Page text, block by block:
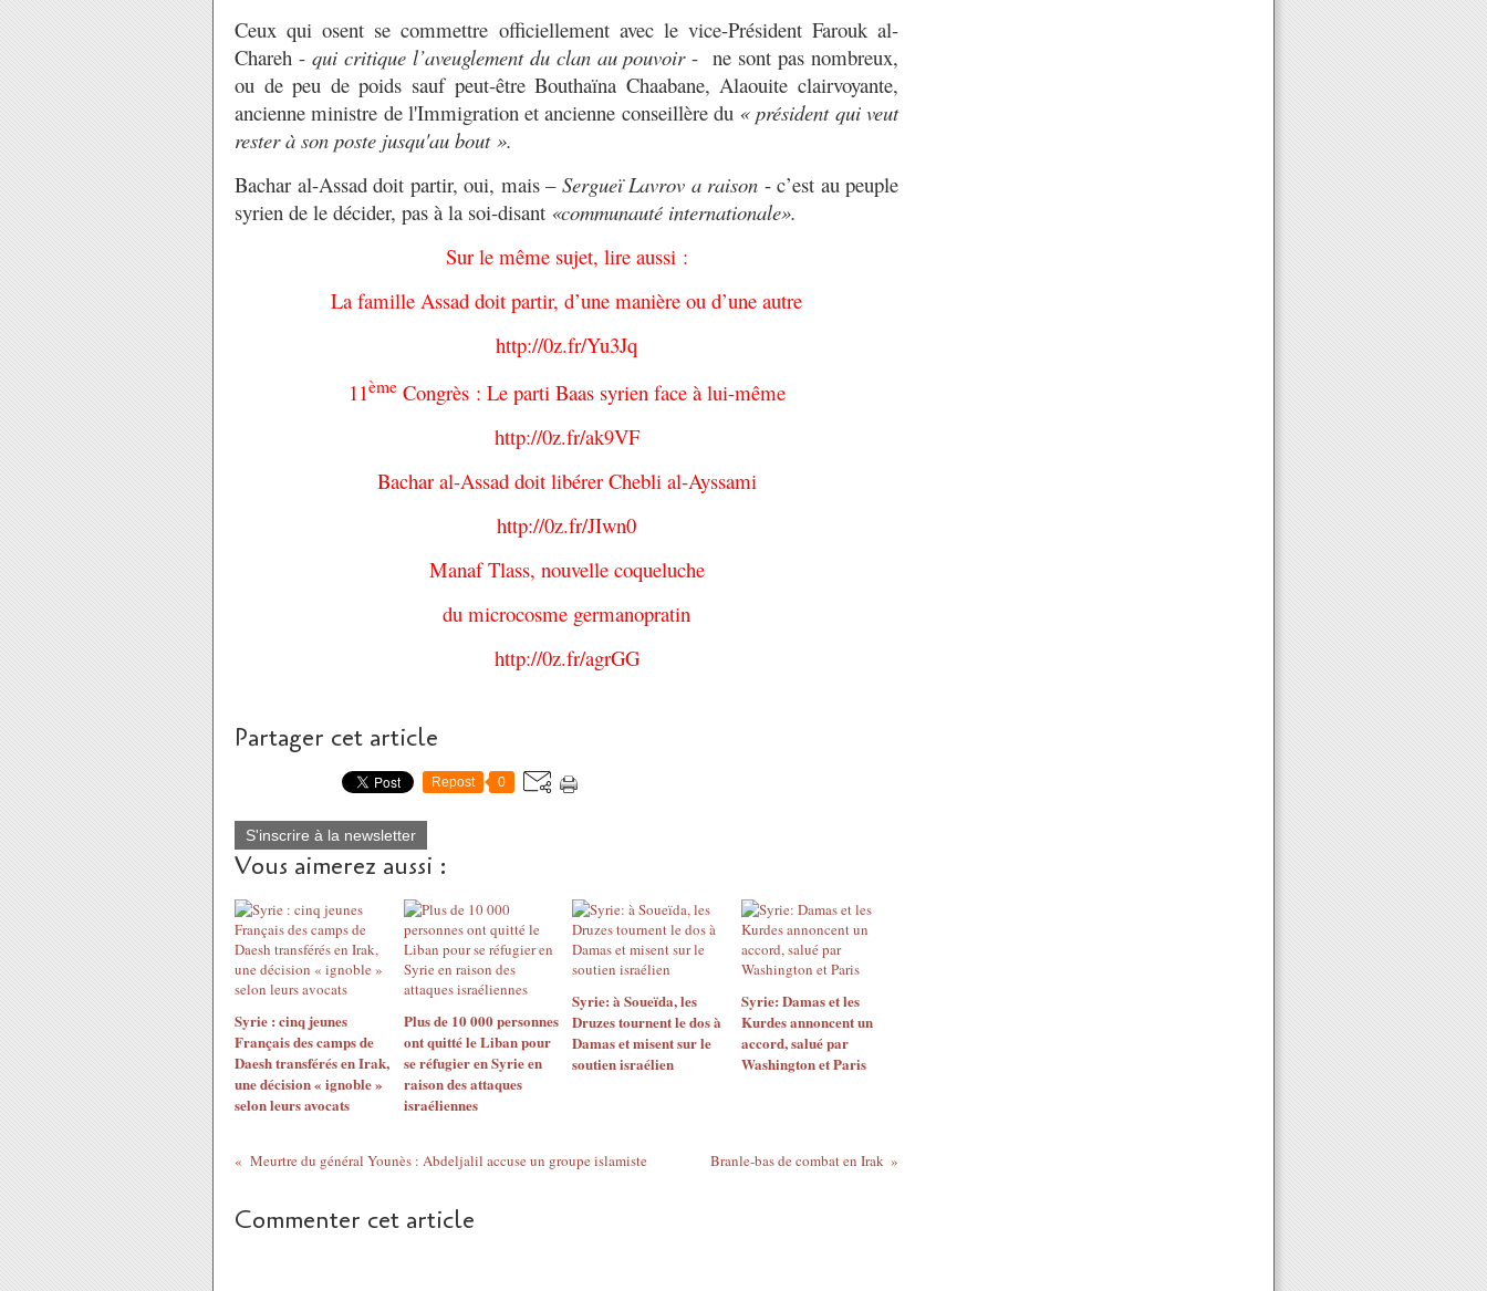
Ceux qui osent se commettre officiellement avec le vice-Président Farouk al-
Chareh - qui critique l’aveuglement du clan au pouvoir- ne sont pas nombreux,
ou de peu de poids sauf peut-être Bouthaïna Chaabane, Alaouite clairvoyante,
ancienne ministre de l'Immigrationet ancienne conseillère du « président qui veut
rester à son poste jusqu'au bout ».
Bachar al-Assad doit partir, oui, mais – Sergueï Lavrov a raison - c’est au peuple
syrien de le décider, pas à la soi-disant «communauté internationale».
Sur le même sujet, lire aussi :
La famille Assad doit partir, d’une manière ou d’une autre
http://0z.fr/Yu3Jq
11èmeCongrès : Le parti Baas syrien face à lui-même
http://0z.fr/ak9VF
Bachar al-Assad doit libérer Chebli al-Ayssami
http://0z.fr/JIwn0
Manaf Tlass, nouvelle coqueluche
du microcosme germanopratin
http://0z.fr/agrGG
Partager cet article
Repost 0
S'inscrire à la newsletter
Vous aimerez aussi :
Syrie : cinq jeunes
Français des camps de
Daesh transférés en Irak,
une décision « ignoble »
selon leurs avocats
Plus de 10 000 personnes
ont quitté le Liban pour
se réfugier en Syrie en
raison des attaques
israéliennes
Syrie: à Soueïda, les
Druzes tournent le dos à
Damas et misent sur le
soutien israélien
Syrie: Damas et les
Kurdes annoncent un
accord, salué par
Washington et Paris
Meurtre du général Younès : Abdeljalil accuse un groupe islamiste Branle-bas de combat en Irak
Commenter cet article